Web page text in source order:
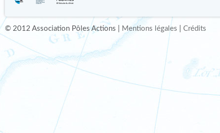
© 2012 Association Pôles Actions | Mentions légales Crédits